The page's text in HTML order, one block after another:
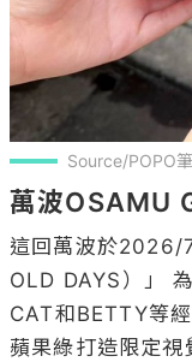
Source/POPO
萬波OSAMU
這回萬波於2026/
OLD DAYS）」
CAT和BETTY等
蘋果綠打造限定視